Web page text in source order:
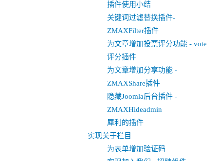
插件使用小结
关键词过滤替换插件-
ZMAXFilter插件
为文章增加投票评分功能 - vote
评分插件
为文章增加分享功能 -
ZMAXShare插件
隐藏Joomla后台插件 -
ZMAXHideadmin
犀利的插件
实现关于栏目
为表单增加验证码